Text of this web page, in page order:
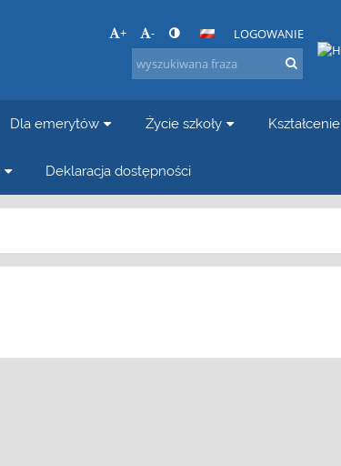
+ - LOGOWANIE
Dla emerytów Życie szkoły Kształcenie
Deklaracja dostępności